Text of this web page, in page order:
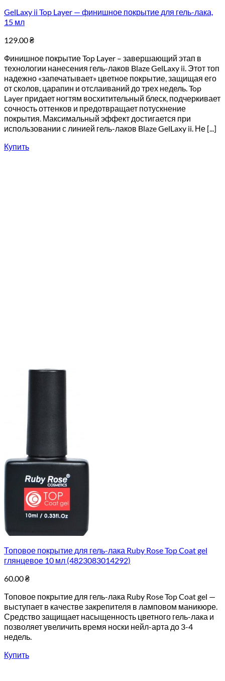
GelLaxy ii Top Layer — финишное покрытие для гель-лака,
15 мл
129.00₴
Финишное покрытие Top Layer – завершающий этап в
технологии нанесения гель-лаков Blaze GelLaxy ii. Этот топ
надежно «запечатывает» цветное покрытие, защищая его
от сколов, царапин и отслаиваний до трех недель. Top
Layer придает ногтям восхитительный блеск, подчеркивает
сочность оттенков и предотвращает потускнение
покрытия. Максимальный эффект достигается при
использовании с линией гель-лаков Blaze GelLaxy ii. Не [...]
Купить
Топовое покрытие для гель-лака Ruby Rose Top Coat gel
глянцевое 10 мл (4823083014292)
60.00₴
Топовое покрытие для гель-лака Ruby Rose Top Coat gel —
выступает в качестве закрепителя в ламповом маникюре.
Средство защищает насыщенность цветного гель-лака и
позволяет увеличить время носки нейл-арта до 3-4
недель.
Купить